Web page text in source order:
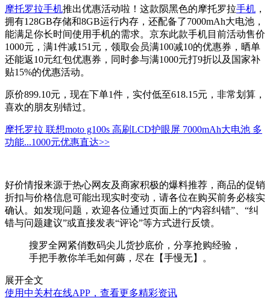
摩托罗拉手机推出优惠活动啦！这款陨黑色的摩托罗拉手机 ，
拥有128GB存储和8GB运行内存，还配备了7000mAh大电池，
能满足你长时间使用手机的需求。京东此款手机目前活动售价
1000元，满1件减151元，领取会员满100减10的优惠券，晒单
还能返10元红包优惠券，同时参与满1000元打9折以及国家补
贴15%的优惠活动。
原价899.10元，现在下单1件，实付低至618.15元，非常划算，
喜欢的朋友别错过。
摩托罗拉 联想moto g100s 高刷LCD护眼屏 7000mAh大电池 多
功能...1000元优惠直达>>
好价情报来源于热心网友及商家积极的爆料推荐，商品的促销
折扣与价格信息可能出现实时变动，请各位在购买前务必核实
确认。如发现问题，欢迎各位通过页面上的“内容纠错”、“纠
错与问题建议”或直接发表“评论”等方式进行反馈。
搜罗全网紧俏数码尖儿货抄底价，分享抢购经验，
手把手教你羊毛如何薅，尽在【手慢无】。
展开全文
使用中关村在线APP，查看更多精彩资讯